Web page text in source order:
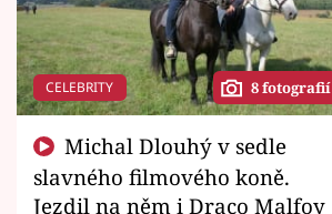
CELEBRITY 8 fotografií
slavného filmového koně.
Jezdil na něm i Draco Malfoy